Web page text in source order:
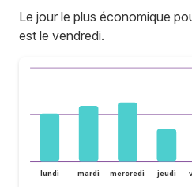
Le jour le plus économique
est le vendredi.
lundi mardi mercredi jeudi